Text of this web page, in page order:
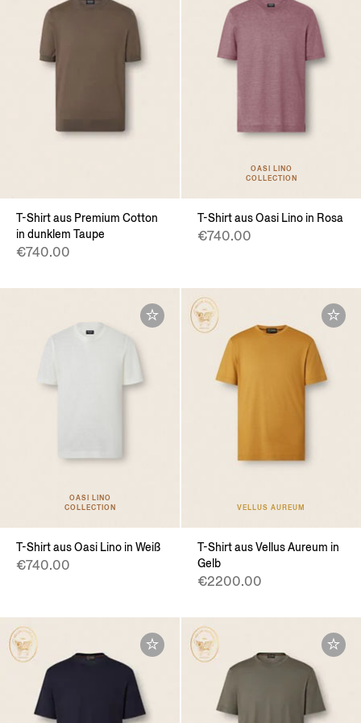
T-Shirt aus Premium Cotton
in dunklem Taupe
€740.00
OASI LINO
COLLECTION
T-Shirt aus Oasi Lino in Rosa
€740.00
OASI LINO
COLLECTION
T-Shirt aus Oasi Lino in Weiß
€740.00
VELLUS AUREUM
T-Shirt aus Vellus Aureum in
Gelb
€2200.00